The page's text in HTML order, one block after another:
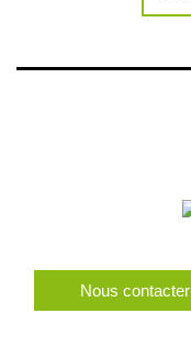
Nous contacter